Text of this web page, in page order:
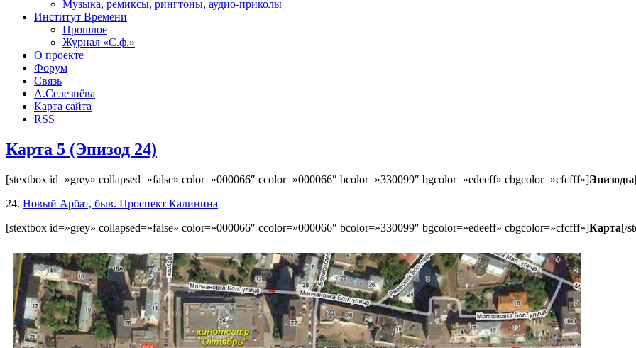
Музыка, ремиксы, рингтоны, аудио-приколы
Институт Времени
Прошлое
Журнал «С.ф.»
О проекте
Форум
Связь
А.Селезнёва
Карта сайта
RSS
Карта 5 (Эпизод 24)
[stextbox id=»grey» collapsed=»false» color=»000066″ ccolor=»000066″ bcolor=»330099″ bgcolor=»edeeff» cbgcolor=»cfcfff»]Эпизоды
24. Новый Арбат, быв. Проспект Калинина
[stextbox id=»grey» collapsed=»false» color=»000066″ ccolor=»000066″ bcolor=»330099″ bgcolor=»edeeff» cbgcolor=»cfcfff»]Карта[/